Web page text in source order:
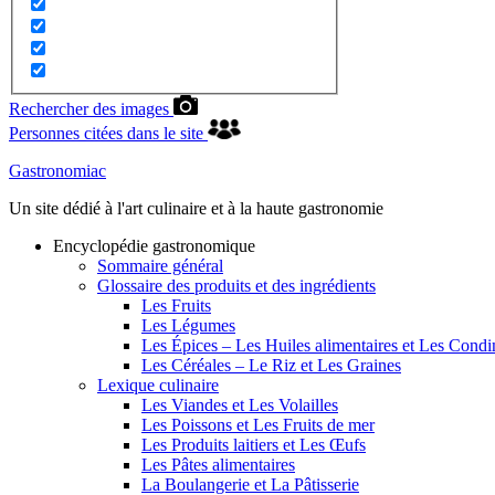
Rechercher des images
Personnes citées dans le site
Gastronomiac
Un site dédié à l'art culinaire et à la haute gastronomie
Encyclopédie gastronomique
Sommaire général
Glossaire des produits et des ingrédients
Les Fruits
Les Légumes
Les Épices – Les Huiles alimentaires et Les
Les Céréales – Le Riz et Les Graines
Lexique culinaire
Les Viandes et Les Volailles
Les Poissons et Les Fruits de mer
Les Produits laitiers et Les Œufs
Les Pâtes alimentaires
La Boulangerie et La Pâtisserie